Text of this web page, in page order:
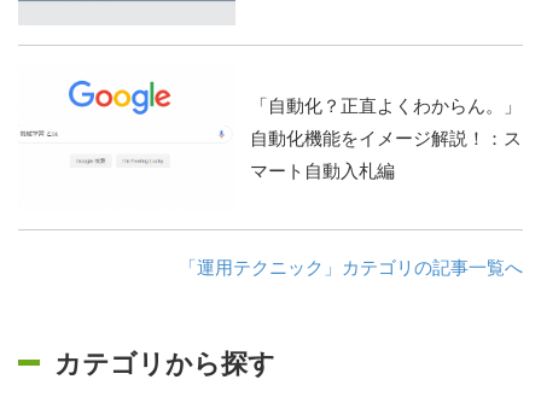
「自動化？正直よくわからん。」
自動化機能をイメージ解説！：ス
マート自動入札編
「運用テクニック」カテゴリの記事一覧へ
カテゴリから探す